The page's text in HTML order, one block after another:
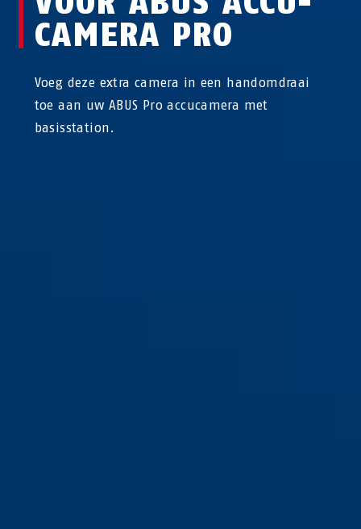
CAMERA PRO
Voeg deze extra camera in een handomdraai
toe aan uw ABUS Pro accucamera met
basisstation.